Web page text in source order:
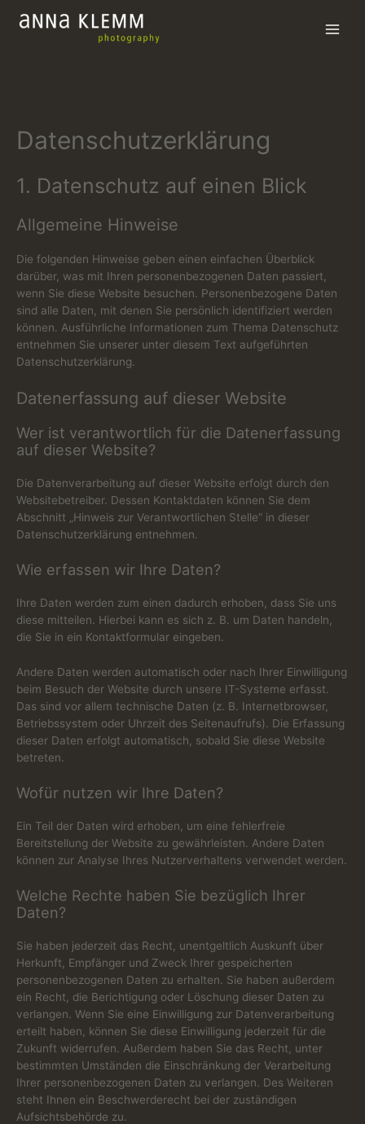
Inhalt
Datenschutzerklärung
1. Datenschutz auf einen Blick
Allgemeine Hinweise
Die folgenden Hinweise geben einen einfachen Überblick
darüber, was mit Ihren personenbezogenen Daten passiert,
wenn Sie diese Website besuchen. Personenbezogene Daten
sind alle Daten, mit denen Sie persönlich identifiziert werden
können. Ausführliche Informationen zum Thema Datenschutz
entnehmen Sie unserer unter diesem Text aufgeführten
Datenschutzerklärung.
Datenerfassung auf dieser Website
Wer ist verantwortlich für die Datenerfassung
auf dieser Website?
Die Datenverarbeitung auf dieser Website erfolgt durch den
Websitebetreiber. Dessen Kontaktdaten können Sie dem
Abschnitt „Hinweis zur Verantwortlichen Stelle“ in dieser
Datenschutzerklärung entnehmen.
Wie erfassen wir Ihre Daten?
Ihre Daten werden zum einen dadurch erhoben, dass Sie uns
diese mitteilen. Hierbei kann es sich z. B. um Daten handeln,
die Sie in ein Kontaktformular eingeben.
Andere Daten werden automatisch oder nach Ihrer Einwilligung
beim Besuch der Website durch unsere IT-Systeme erfasst.
Das sind vor allem technische Daten (z. B. Internetbrowser,
Betriebssystem oder Uhrzeit des Seitenaufrufs). Die Erfassung
dieser Daten erfolgt automatisch, sobald Sie diese Website
betreten.
Wofür nutzen wir Ihre Daten?
Ein Teil der Daten wird erhoben, um eine fehlerfreie
Bereitstellung der Website zu gewährleisten. Andere Daten
können zur Analyse Ihres Nutzerverhaltens verwendet werden.
Welche Rechte haben Sie bezüglich Ihrer
Daten?
Sie haben jederzeit das Recht, unentgeltlich Auskunft über
Herkunft, Empfänger und Zweck Ihrer gespeicherten
personenbezogenen Daten zu erhalten. Sie haben außerdem
ein Recht, die Berichtigung oder Löschung dieser Daten zu
verlangen. Wenn Sie eine Einwilligung zur Datenverarbeitung
erteilt haben, können Sie diese Einwilligung jederzeit für die
Zukunft widerrufen. Außerdem haben Sie das Recht, unter
bestimmten Umständen die Einschränkung der Verarbeitung
Ihrer personenbezogenen Daten zu verlangen. Des Weiteren
steht Ihnen ein Beschwerderecht bei der zuständigen
Aufsichtsbehörde zu.